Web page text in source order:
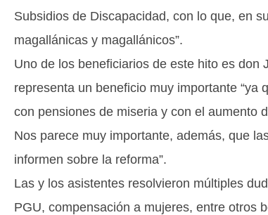
Subsidios de Discapacidad, con lo que, en
magallánicas y magallánicos”.
Uno de los beneficiarios de este hito es
representa un beneficio muy importante
con pensiones de miseria y con el aumento
Nos parece muy importante, además, que
informen sobre la reforma”.
Las y los asistentes resolvieron múltiples
PGU, compensación a mujeres, entre otros